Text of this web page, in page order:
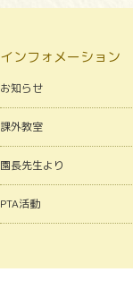
インフォメーション
お知らせ
課外教室
園長先生より
PTA活動